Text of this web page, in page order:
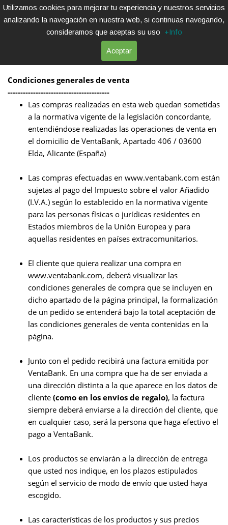
Utilizamos cookies para mejorar tu experiencia y nuestros servicios
analizando la navegación en nuestra web, si continuas navegando,
consideramos que aceptas su uso +Info
Aceptar
Condiciones generales de venta
----------------------------------------
Las compras realizadas en esta web quedan sometidas
a la normativa vigente de la legislación concordante,
entendiéndose realizadas las operaciones de venta en
el domicilio de VentaBank, Apartado 406 / 03600
Elda, Alicante (España)
Las compras efectuadas en www.ventabank.com están
sujetas al pago del Impuesto sobre el valor Añadido
(I.V.A.) según lo establecido en la normativa vigente
para las personas físicas o jurídicas residentes en
Estados miembros de la Unión Europea y para
aquellas residentes en países extracomunitarios.
El cliente que quiera realizar una compra en
www.ventabank.com, deberá visualizar las
condiciones generales de compra que se incluyen en
dicho apartado de la página principal, la formalización
de un pedido se entenderá bajo la total aceptación de
las condiciones generales de venta contenidas en la
página.
Junto con el pedido recibirá una factura emitida por
VentaBank. En una compra que ha de ser enviada a
una dirección distinta a la que aparece en los datos de
cliente (como en los envíos de regalo), la factura
siempre deberá enviarse a la dirección del cliente, que
en cualquier caso, será la persona que haga efectivo el
pago a VentaBank.
Los productos se enviarán a la dirección de entrega
que usted nos indique, en los plazos estipulados
según el servicio de modo de envío que usted haya
escogido.
Las características de los productos y sus precios